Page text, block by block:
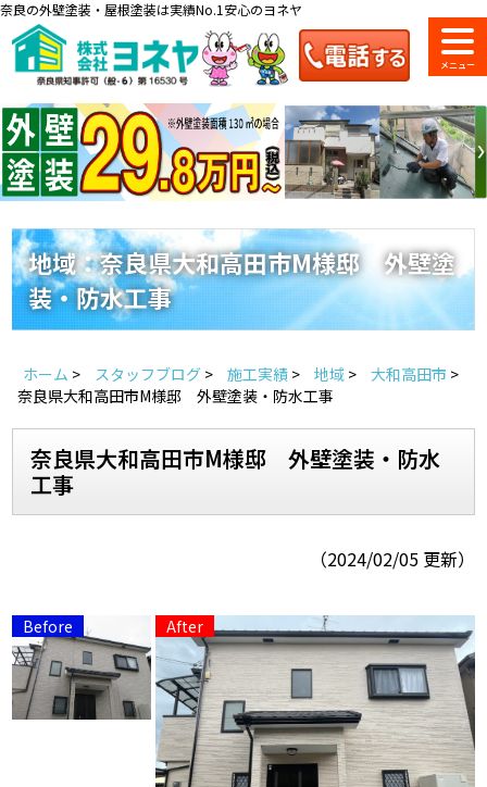
奈良の外壁塗装・屋根塗装は実績No.1安心のヨネヤ
料金一覧 会社案内 ショールーム
のご紹介
来店予約 お電話
地域の事例がいっぱい
ヨネヤの施工実績
Home
雨漏りについて 雨漏りの施工実績
ヨネヤがお客様から選ばれる10の
理由
リフォームローン
アパート・マンション修繕
地域：奈良県大和高田市M様邸 外壁塗
装・防水工事
ホーム > スタッフブログ > 施工実績 > 地域 > 大和高田市 >
奈良県大和高田市M様邸 外壁塗装・防水工事
奈良県大和高田市M様邸 外壁塗装・防水
工事
（2024/02/05 更新）